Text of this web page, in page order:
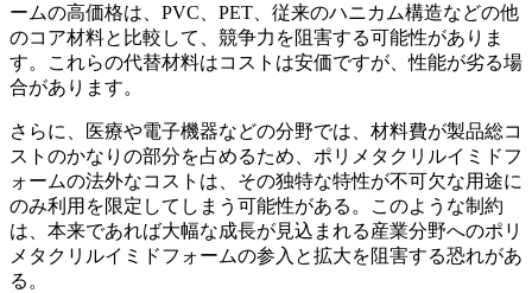
ームの高価格は、PVC、PET、従来のハニカム構造などの他
のコア材料と比較して、競争力を阻害する可能性がありま
す。これらの代替材料はコストは安価ですが、性能が劣る場
合があります。
さらに、医療や電子機器などの分野では、材料費が製品総コ
ストのかなりの部分を占めるため、ポリメタクリルイミドフ
ォームの法外なコストは、その独特な特性が不可欠な用途に
のみ利用を限定してしまう可能性がある。このような制約
は、本来であれば大幅な成長が見込まれる産業分野へのポリ
メタクリルイミドフォームの参入と拡大を阻害する恐れがあ
る。